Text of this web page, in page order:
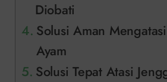
Diobati
Solusi Aman
Ayam
Solusi Tepat Atasi